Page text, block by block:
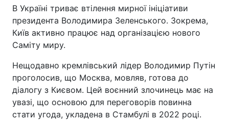
В Україні триває втілення мирної ініціативи
президента Володимира Зеленського. Зокрема,
Київ активно працює над організацією нового
Саміту миру.
Нещодавно кремлівський лідер Володимир Путін
проголосив, що Москва, мовляв, готова до
діалогу з Києвом. Цей воєнний злочинець має на
увазі, що основою для переговорів повинна
стати угода, укладена в Стамбулі в 2022 році.